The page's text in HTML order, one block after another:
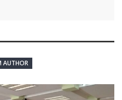
AUTHOR